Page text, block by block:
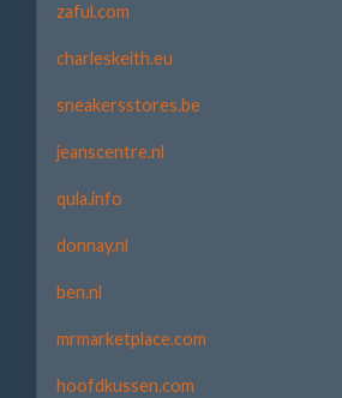
zaful.com
charleskeith.eu
sneakersstores.be
jeanscentre.nl
qula.info
donnay.nl
ben.nl
mrmarketplace.com
hoofdkussen.com